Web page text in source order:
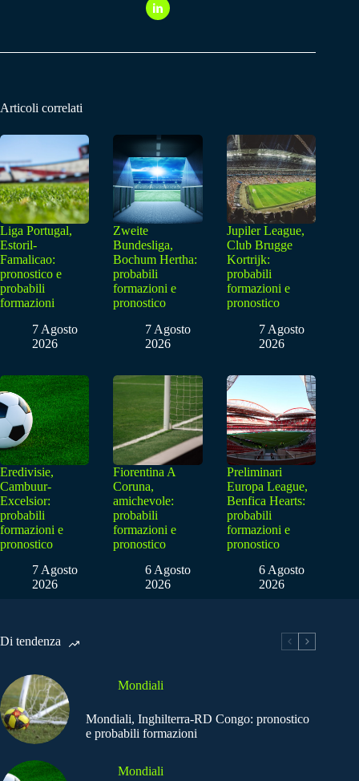
Articoli correlati
Liga Portugal,
Estoril-
Famalicao:
pronostico e
probabili
formazioni
7 Agosto
2026
Zweite
Bundesliga,
Bochum Hertha:
probabili
formazioni e
pronostico
7 Agosto
2026
Jupiler League,
Club Brugge
Kortrijk:
probabili
formazioni e
pronostico
7 Agosto
2026
Eredivisie,
Cambuur-
Excelsior:
probabili
formazioni e
pronostico
7 Agosto
2026
Fiorentina A
Coruna,
amichevole:
probabili
formazioni e
pronostico
6 Agosto
2026
Preliminari
Europa League,
Benfica Hearts:
probabili
formazioni e
pronostico
6 Agosto
2026
Di tendenza
Mondiali
Mondiali, Inghilterra-RD Congo: pronostico
e probabili formazioni
Mondiali